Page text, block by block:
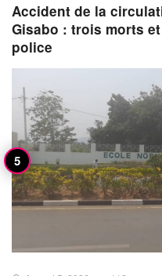
Accident de la
Gisabo : trois morts
police